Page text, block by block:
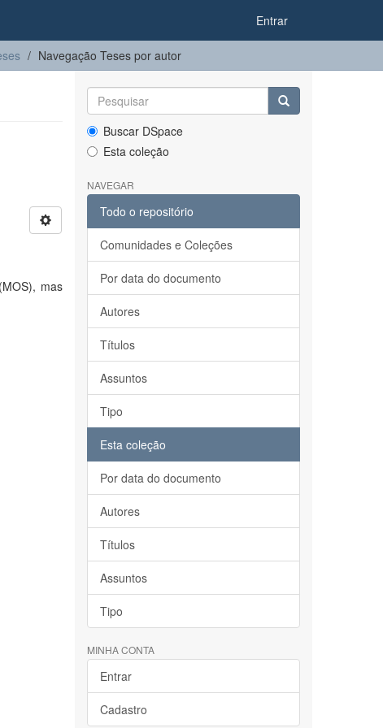
Entrar
Navegação Teses por autor
mas
Buscar DSpace
Esta coleção
NAVEGAR
Todo o repositório
Comunidades e Coleções
Por data do documento
Autores
Títulos
Assuntos
Tipo
Esta coleção
Por data do documento
Autores
Títulos
Assuntos
Tipo
MINHA CONTA
Entrar
Cadastro